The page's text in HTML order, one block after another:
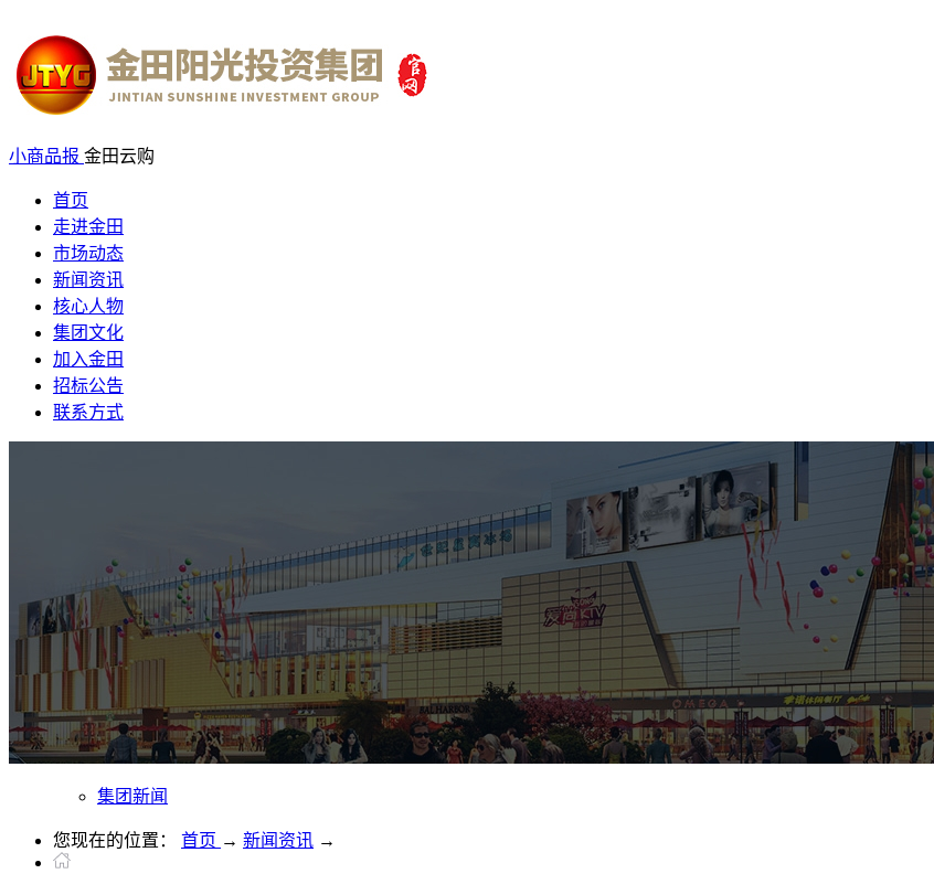
小商品报 金田云购
首页
走进金田
市场动态
新闻资讯
核心人物
集团文化
加入金田
招标公告
联系方式
集团新闻
您现在的位置： 首页 → 新闻资讯 →